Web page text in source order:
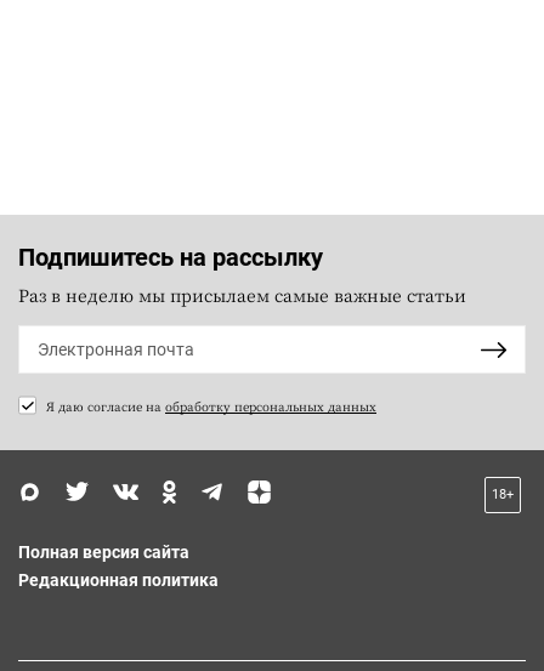
Подпишитесь на рассылку
Раз в неделю мы присылаем самые важные статьи
Я даю согласие на обработку персональных данных
18+
Полная версия сайта
Редакционная политика